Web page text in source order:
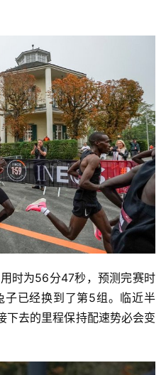
时为56分47秒，预测完赛时
子已经换到了第5组。临近半
下去的里程保持配速势必会变